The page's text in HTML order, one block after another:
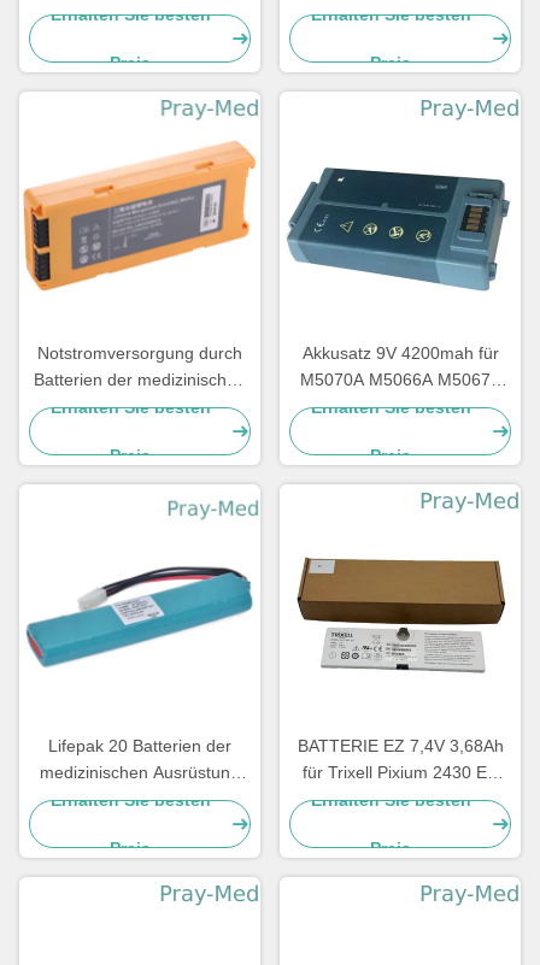
Serie 2600mAh 11,1V 8000-
Erhalten Sie besten
Preis
Sb-950p
Erhalten Sie besten
Preis
Notstromversorgung durch
Batterien der medizinischen
Ausrüstung 12v,
medizinischer Batterie-Satz
für Mindray-Geräte D1
LM34S001A
Erhalten Sie besten
Preis
Akkusatz 9V 4200mah für
M5070A M5066A M5067A
M5068A HeartStart FRx HS1
Erhalten Sie besten
Preis
Lifepak 20 Batterien der
medizinischen Ausrüstung
für Defibrillator-Monitor
11141-000068 14200330
Erhalten Sie besten
Preis
BATTERIE EZ 7,4V 3,68Ah
für Trixell Pixium 2430 EZ
DR 3543 EZ
Erhalten Sie besten
Preis